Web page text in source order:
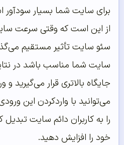
برای سایت شما بسیار
از این است که وقتی سرعت
سئو سایت تأثیر مستقیم
سایت شما مناسب باشد در
جایگاه بالاتری قرار می‌گیرید
می‌توانید با واردکردن این
را به کاربران دائم سایت
خود را افزایش دهید.